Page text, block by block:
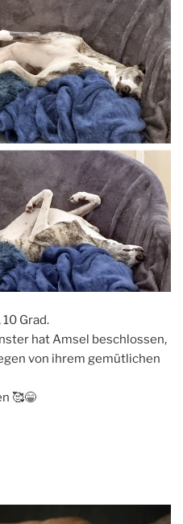
Grad.
hat Amsel beschlossen,
von ihrem gemütlichen
🥰😁